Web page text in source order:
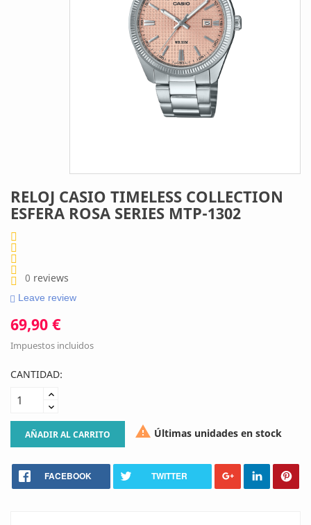
RELOJ CASIO TIMELESS COLLECTION
ESFERA ROSA SERIES MTP-1302
0 reviews
Leave review
69,90 €
Impuestos incluidos
CANTIDAD:
AÑADIR AL CARRITO  Últimas unidades en stock
FACEBOOK TWITTER